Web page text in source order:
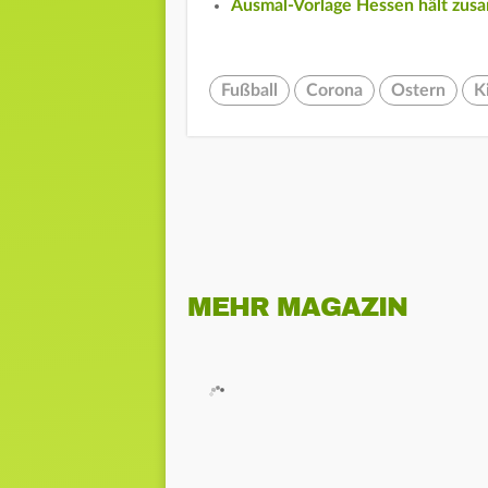
Ausmal-Vorlage Hessen hält
Fußball Corona Ostern
MEHR MAGAZIN